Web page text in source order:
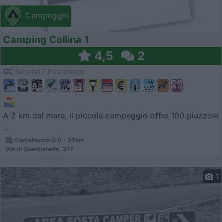
Campeggio
Camping Collina 1
4,5 2
A 2 km dal mare, il piccola campeggio offre 100 piazzole
...
Castellaccio (LI) - 32km
Via di Quercianella, 377
1